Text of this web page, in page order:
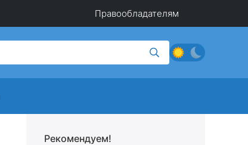
Правообладателям
Рекомендуем!